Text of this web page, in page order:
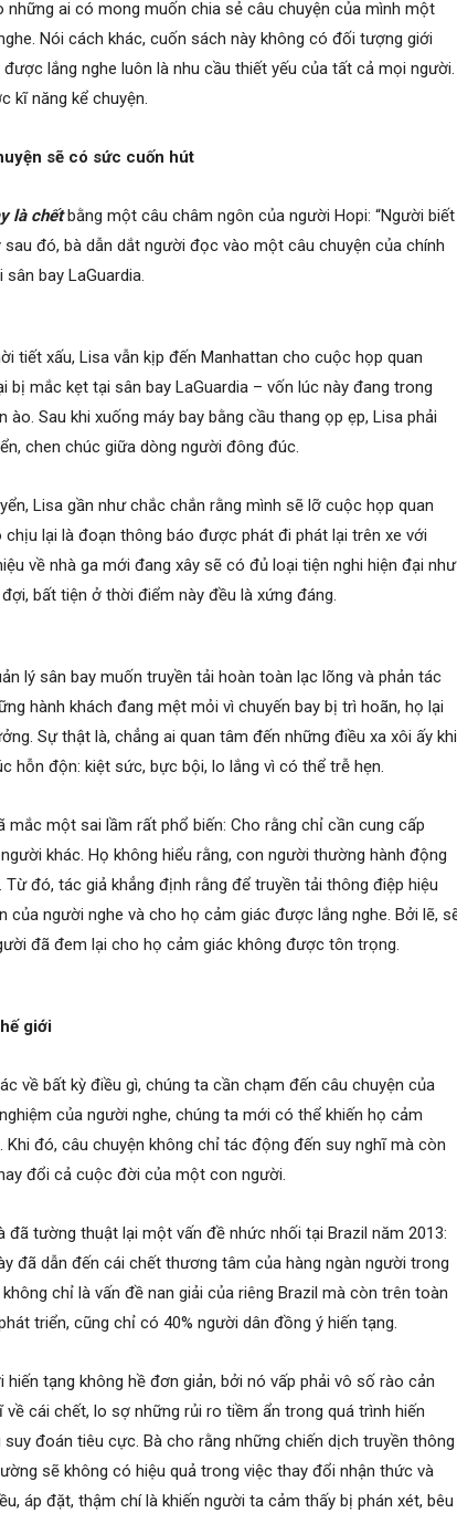
ai có mong muốn chia sẻ câu chuyện của mình một
Nói cách khác, cuốn sách này không có đối tượng giới
lắng nghe luôn là nhu cầu thiết yếu của tất cả mọi người.
kĩ năng kể chuyện.
sẽ có sức cuốn hút
là chếtbằng một câu châm ngôn của người Hopi: “Người biết
đó, bà dẫn dắt người đọc vào một câu chuyện của chính
bay LaGuardia.
tiết xấu, Lisa vẫn kịp đến Manhattan cho cuộc họp quan
bị mắc kẹt tại sân bay LaGuardia – vốn lúc này đang trong
Sau khi xuống máy bay bằng cầu thang ọp ẹp, Lisa phải
chen chúc giữa dòng người đông đúc.
Lisa gần như chắc chắn rằng mình sẽ lỡ cuộc họp quan
lại là đoạn thông báo được phát đi phát lại trên xe với
về nhà ga mới đang xây sẽ có đủ loại tiện nghi hiện đại như
bất tiện ở thời điểm này đều là xứng đáng.
lý sân bay muốn truyền tải hoàn toàn lạc lõng và phản tác
hành khách đang mệt mỏi vì chuyến bay bị trì hoãn, họ lại
Sự thật là, chẳng ai quan tâm đến những điều xa xôi ấy khi
hỗn độn: kiệt sức, bực bội, lo lắng vì có thể trễ hẹn.
mắc một sai lầm rất phổ biến: Cho rằng chỉ cần cung cấp
khác. Họ không hiểu rằng, con người thường hành động
đó, tác giả khẳng định rằng để truyền tải thông điệp hiệu
của người nghe và cho họ cảm giác được lắng nghe. Bởi lẽ,
đã đem lại cho họ cảm giác không được tôn trọng.
giới
về bất kỳ điều gì, chúng ta cần chạm đến câu chuyện của
của người nghe, chúng ta mới có thể khiến họ cảm
đó, câu chuyện không chỉ tác động đến suy nghĩ mà còn
đổi cả cuộc đời của một con người.
tường thuật lại một vấn đề nhức nhối tại Brazil năm 2013:
đã dẫn đến cái chết thương tâm của hàng ngàn người trong
chỉ là vấn đề nan giải của riêng Brazil mà còn trên toàn
triển, cũng chỉ có 40% người dân đồng ý hiến tạng.
tạng không hề đơn giản, bởi nó vấp phải vô số rào cản
cái chết, lo sợ những rủi ro tiềm ẩn trong quá trình hiến
đoán tiêu cực. Bà cho rằng những chiến dịch truyền thông
sẽ không có hiệu quả trong việc thay đổi nhận thức và
áp đặt, thậm chí là khiến người ta cảm thấy bị phán xét, bêu